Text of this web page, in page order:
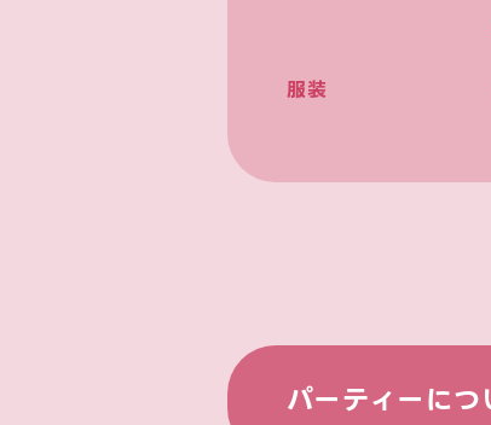
服装
パーティーにつ